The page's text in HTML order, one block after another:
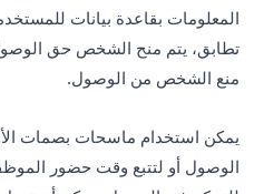
المعلومات بقاعدة بيانات
تطابق، يتم منح الشخص حق
منع الشخص من الوصول.
يمكن استخدام ماسحات بصمات
الوصول أو لتتبع وقت حضور